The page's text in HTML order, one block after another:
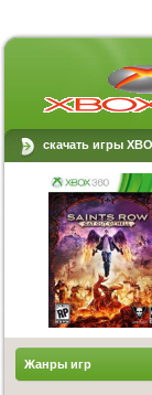
скачать игры
Жанры игр